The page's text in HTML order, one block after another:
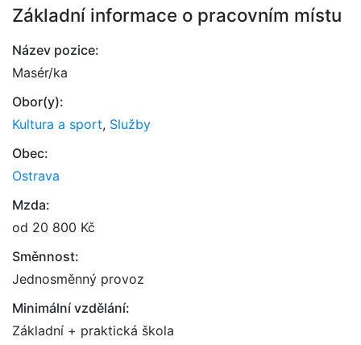
Základní informace o pracovním místu
Název pozice:
Masér/ka
Obor(y):
Kultura a sport, Služby
Obec:
Ostrava
Mzda:
od 20 800 Kč
Směnnost:
Jednosměnný provoz
Minimální vzdělání:
Základní + praktická škola